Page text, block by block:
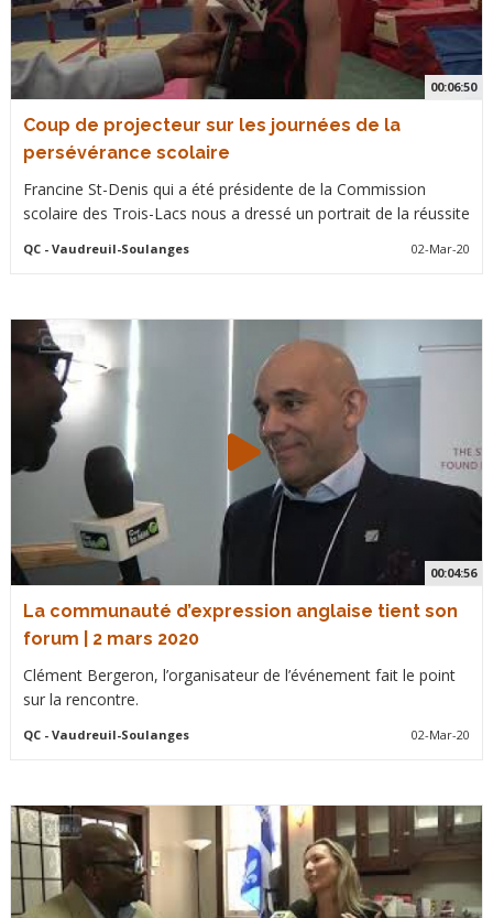
00:06:50
Coup de projecteur sur les journées de la
persévérance scolaire
Francine St-Denis qui a été présidente de la Commission
scolaire des Trois-Lacs nous a dressé un portrait de la réussite
QC- Vaudreuil-Soulanges 02-Mar-20
00:04:56
La communauté d’expression anglaise tient son
forum | 2 mars 2020
Clément Bergeron, l’organisateur de l’événement fait le point
sur la rencontre.
QC- Vaudreuil-Soulanges 02-Mar-20